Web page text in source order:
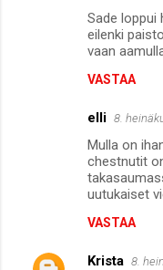
Sade loppui
eilenki
vaan
VASTAA
elli 8.
Mulla on
chestnutit
uutukaiset
VASTAA
Krista 8.